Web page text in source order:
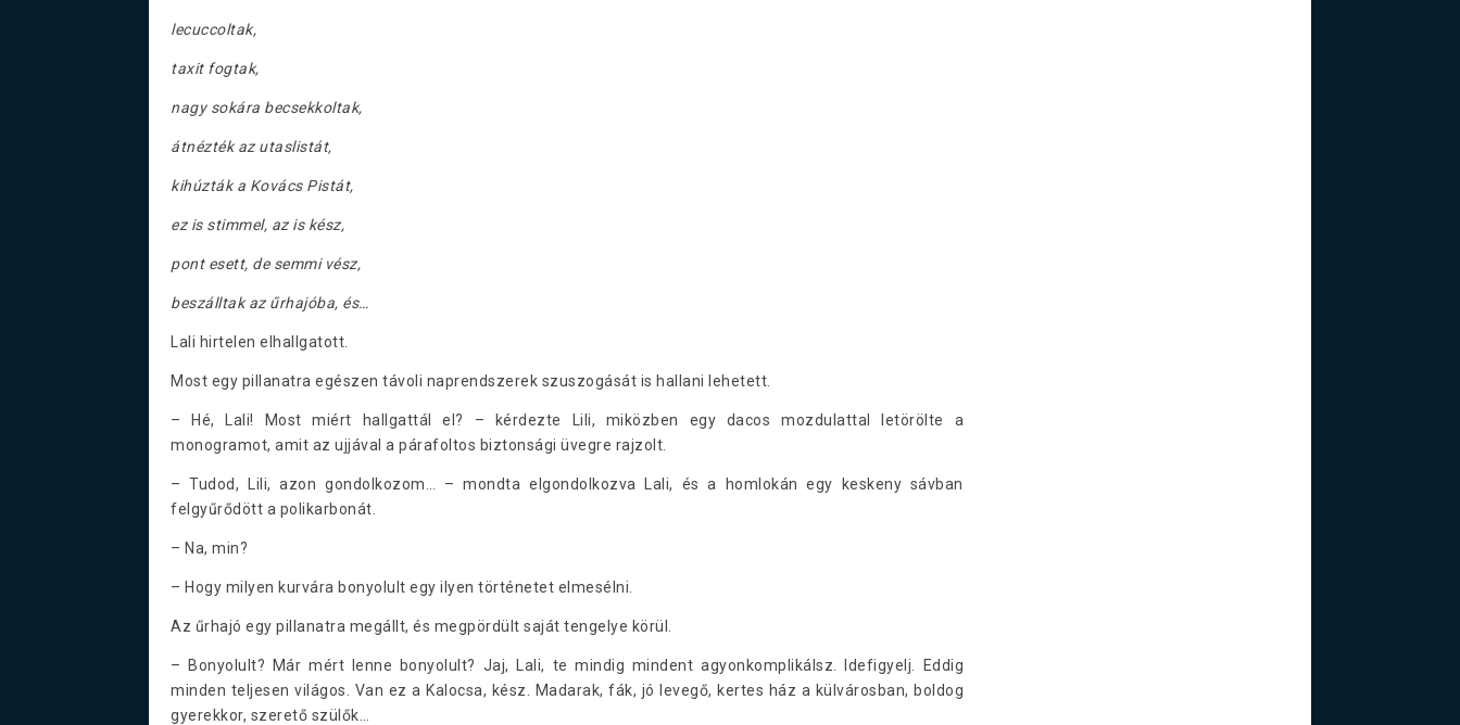
lecuccoltak,
taxit fogtak,
nagy sokára becsekkoltak,
átnézték az utaslistát,
kihúzták a Kovács Pistát,
ez is stimmel, az is kész,
pont esett, de semmi vész,
beszálltak az űrhajóba, és…
Lali hirtelen elhallgatott.
Most egy pillanatra egészen távoli naprendszerek szuszogását is hallani lehetett.
– Hé, Lali! Most miért hallgattál el? – kérdezte Lili, miközben egy dacos mozdulattal letörölte a
monogramot, amit az ujjával a párafoltos biztonsági üvegre rajzolt.
– Tudod, Lili, azon gondolkozom… – mondta elgondolkozva Lali, és a homlokán egy keskeny sávban
felgyűrődött a polikarbonát.
– Na, min?
– Hogy milyen kurvára bonyolult egy ilyen történetet elmesélni.
Az űrhajó egy pillanatra megállt, és megpördült saját tengelye körül.
– Bonyolult? Már mért lenne bonyolult? Jaj, Lali, te mindig mindent agyonkomplikálsz. Idefigyelj. Eddig
minden teljesen világos. Van ez a Kalocsa, kész. Madarak, fák, jó levegő, kertes ház a külvárosban, boldog
gyerekkor, szerető szülők…